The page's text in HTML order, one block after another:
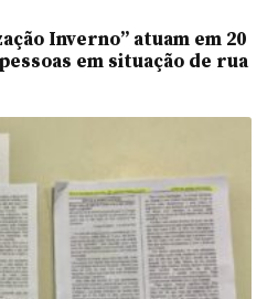
Inverno” atuam em 20
em situação de rua